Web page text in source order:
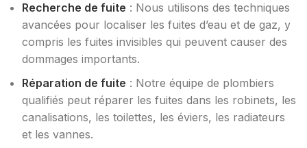
Recherche de fuite : Nous utilisons des techniques
avancées pour localiser les fuites d’eau et de gaz, y
compris les fuites invisibles qui peuvent causer des
dommages importants.
Réparation de fuite : Notre équipe de plombiers
qualifiés peut réparer les fuites dans les robinets, les
canalisations, les toilettes, les éviers, les radiateurs
et les vannes.